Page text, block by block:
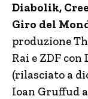
Diabolik,
Giro del
produzione
Rai e ZDF
(rilasciato a
Ioan Gruffud